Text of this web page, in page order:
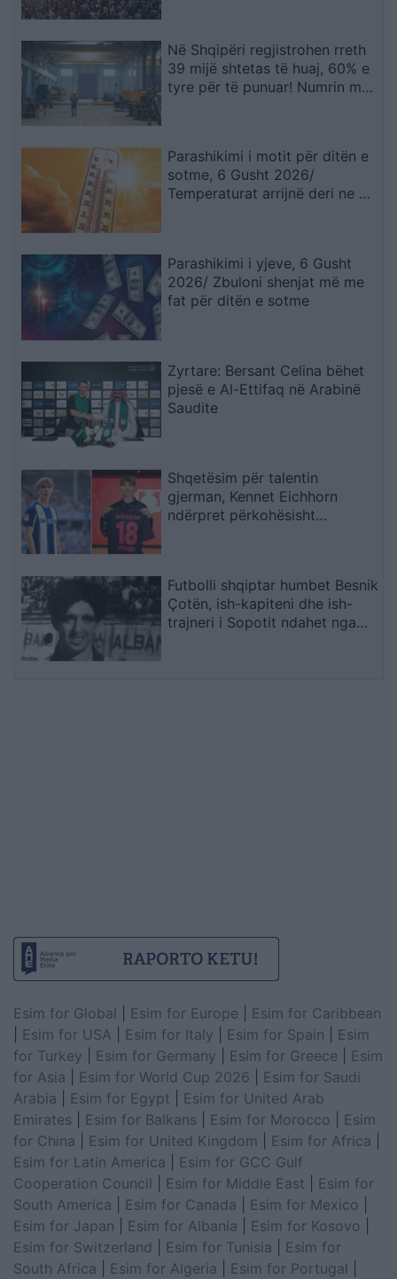
Në Shqipëri regjistrohen rreth
39 mijë shtetas të huaj, 60% e
tyre për të punuar! Numrin më
Parashikimi i motit për ditën e
sotme, 6 Gusht 2026/
Temperaturat arrijnë deri ne 38
Parashikimi i yjeve, 6 Gusht
2026/ Zbuloni shenjat më me
fat për ditën e sotme
Zyrtare: Bersant Celina bëhet
pjesë e Al-Ettifaq në Arabinë
Saudite
Shqetësim për talentin
gjerman, Kennet Eichhorn
ndërpret përkohësisht
Futbolli shqiptar humbet Besnik
Çotën, ish-kapiteni dhe ish-
trajneri i Sopotit ndahet nga
Esim for Global Esim for Europe
Esim for Caribbean
Esim for USA Esim for Italy Esim for Spain
Esim
for Turkey
Esim for Germany Esim for Greece
Esim
for Asia
Esim for World Cup 2026
Esim for Saudi
Arabia
Esim for Egypt
Esim for United Arab
Emirates
Esim for Balkans Esim for Morocco
Esim
for China
Esim for United Kingdom Esim for Africa
Esim for Latin America
Esim for GCC Gulf
Cooperation Council
Esim for Middle East
Esim for
South America
Esim for Canada Esim for Mexico
Esim for Japan
Esim for Albania Esim for Kosovo
Esim for Switzerland
Esim for Tunisia
Esim for
South Africa
Esim for Algeria Esim for Portugal